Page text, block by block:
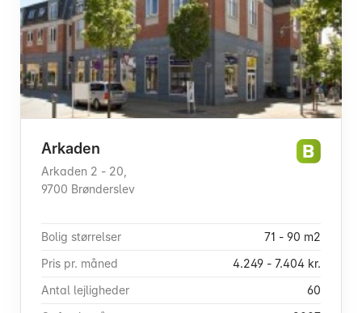
Arkaden
Arkaden 2 - 20,
9700 Brønderslev
Bolig størrelser
71 - 90 m2
Pris pr. måned
4.249 - 7.404 kr.
Antal lejligheder
60